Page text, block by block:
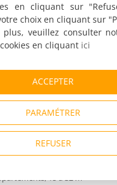
9.3/10
Apartments
45 à 65 m²
personnes (total 18 personnes)
9.1/10
Alfa avec parking
30 m²
1 chambre, 1 salle de
9.1
15 à 32 m²
en cliquant sur
choix en cliquant sur
plus, veuillez consulter
en cliquant ici
ACCEPTER
PARAMÉTRER
REFUSER